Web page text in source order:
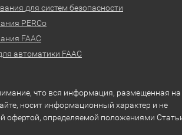
для систем безопасности
PERCo
FAAC
автоматики FAAC
что вся информация, размещенная на
носит информационный характер и не
офертой, определяемой положениями